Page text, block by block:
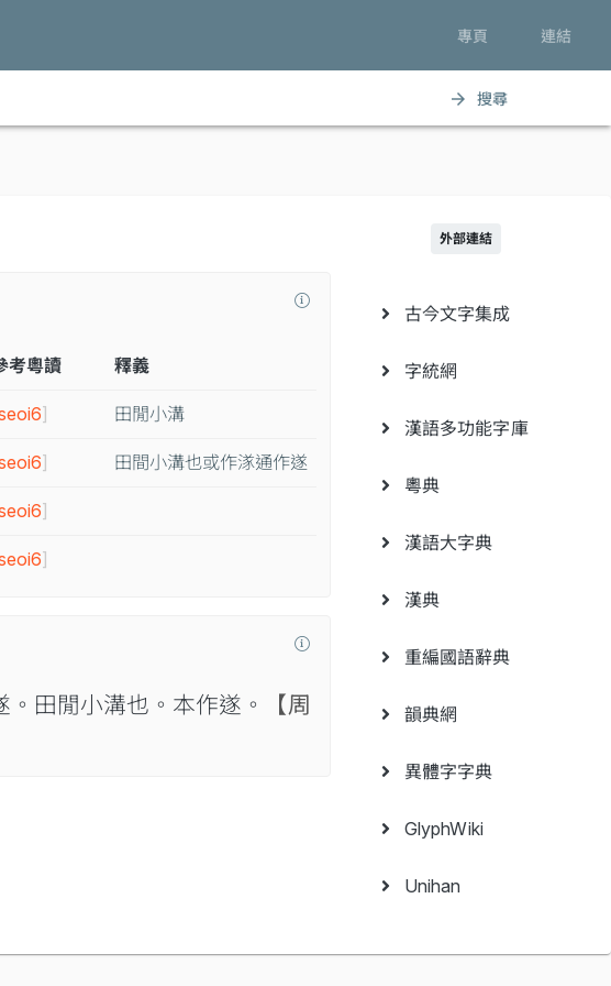
專頁 連結
arrow_forward 搜尋
考粵讀 釋義
] 田閒小溝
] 田間小溝也或作㴚通作遂
]
]
。田閒小溝也。本作遂。
【周
外部連結
古今文字集成
字統網
漢語多功能字庫
粵典
漢語大字典
漢典
重編國語辭典
韻典網
異體字字典
GlyphWiki
Unihan